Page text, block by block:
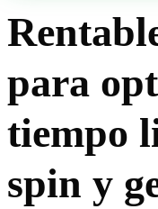
para
tiempo
spin y